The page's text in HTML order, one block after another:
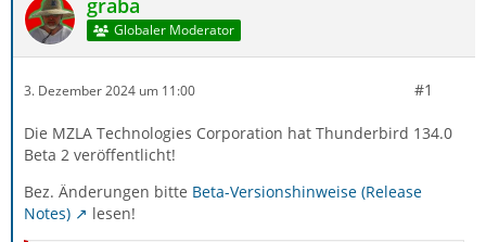
graba
Globaler Moderator
3. Dezember 2024 um 11:00 #1
Die MZLA Technologies Corporation hat Thunderbird 134.0
Beta 2 veröffentlicht!
Bez. Änderungen bitte Beta-Versionshinweise (Release
Notes)
lesen!